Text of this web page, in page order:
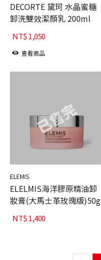
DECORTE 黛珂 水晶蜜糖
卸洗雙效潔顏乳 200ml
NT$1,050
查看商品
ELEMIS
ELELMIS海洋膠原精油卸
妝膏(大馬士革玫瑰版)50g
NT$1,400